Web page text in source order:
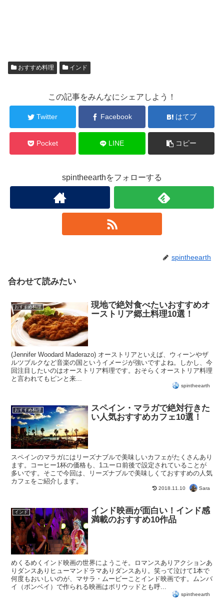
おすすめ料理 インド
この記事をみんなにシェアしよう！
Twitter Facebook はてブ
Pocket LINE コピー
spintheearthをフォローする
spintheearth
合わせて読みたい
おすすめ料理
現地で絶対食べたいおすすめオ
ーストリア郷土料理10選！
(Jennifer Woodard Maderazo) オーストリアといえば、ウィーンやザ
ルツブルクなど音楽の国というイメージが強いですよね。しかし、今
回注目したいのはオーストリア料理です。おそらくオーストリア料理
と言われてもピンと来...
spintheearth
おすすめ料理
スペイン・マラガで絶対行きた
い人気おすすめカフェ10選！
スペインのマラガにはリーズナブルで美味しいカフェがたくさんあり
ます。コーヒー1杯の価格も、1ユーロ前後で設定されていることが
多いです。そこで今回は、リーズナブルで美味しくておすすめの人気
カフェをご紹介します。
2018.11.10 Sara
インド
インド映画が面白い！インド感
満載のおすすめ10作品
めくるめくインド映画の世界にようこそ。ロマンスありアクションあ
りダンスありヒューマンドラマありダンスあり。笑って泣けて1本で
何度もおいしいのが、マサラ・ムービーことインド映画です。ムンバ
イ（ボンベイ）で作られる映画はボリウッドとも呼...
spintheearth